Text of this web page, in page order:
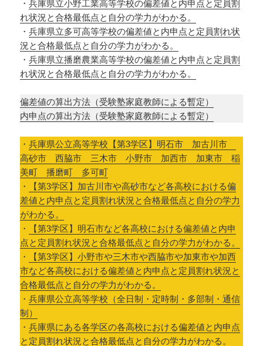
・兵庫県立小野工業高等学校の偏差値と内申点と定員割
れ状況と合格最低点と自分の学力がわかる。
・兵庫県立多可高等学校の偏差値と内申点と定員割れ状
況と合格最低点と自分の学力がわかる。
・兵庫県立播磨農業高等学校の偏差値と内申点と定員割
れ状況と合格最低点と自分の学力がわかる。
偏差値の算出方法（受験塾家庭教師による暫定）
内申点の算出方法（受験塾家庭教師による暫定）
・兵庫県公立高等学校【第3学区】明石市 加古川市
高砂市 西脇市 三木市 小野市 加西市 加東市 稲
美町 播磨町 多可町
・
【第3学区】加古川市や高砂市など各高校における偏
差値と内申点と定員割れ状況と合格最低点と自分の学力
がわかる。
・
【第3学区】明石市など各高校における偏差値と内申
点と定員割れ状況と合格最低点と自分の学力がわかる。
・
【第3学区】小野市や三木市や西脇市や加東市や加西
市など各高校における偏差値と内申点と定員割れ状況と
合格最低点と自分の学力がわかる。
・兵庫県公立高等学校（全日制・定時制・多部制・通信
制）
・兵庫県にある各学区の各高校における偏差値と内申点
と定員割れ状況と合格最低点と自分の学力がわかる。